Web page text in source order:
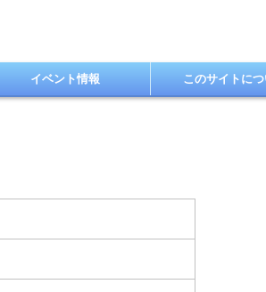
イベント情報 このサイトに